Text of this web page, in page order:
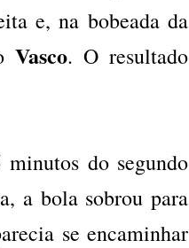
e, na bobeada da
Vasco. O resultado
do segundo
a bola sobrou para
se encaminhar